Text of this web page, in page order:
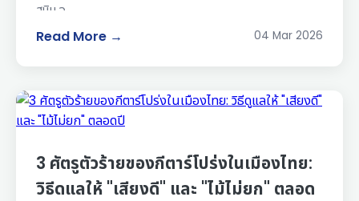
สนิม จ...
Read More → 04 Mar 2026
3 ศัตรูตัวร้ายของกีตาร์โปร่งในเมืองไทย:
วิธีดูแลให้ "เสียงดี" และ "ไม้ไม่ยก" ตลอด